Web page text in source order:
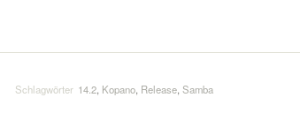
Schlagwörter 14.2, Kopano, Release, Samba